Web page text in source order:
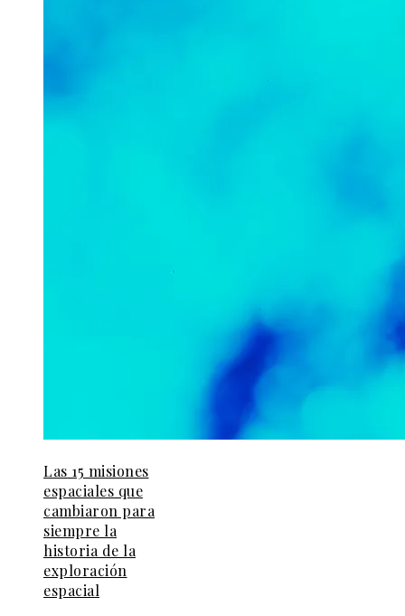
Las 15 misiones
espaciales que
cambiaron para
siempre la
historia de la
exploración
espacial